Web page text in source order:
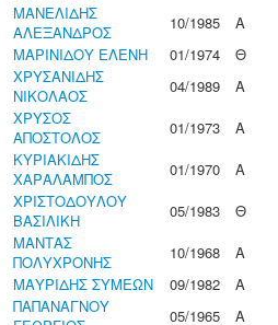
ΜΑΝΕΛΙΔΗΣ
ΑΛΕΞΑΝΔΡΟΣ
10/1985
Α
ΜΑΡΙΝΙΔΟΥ ΕΛΕΝΗ 01/1974
Θ
ΧΡΥΣΑΝΙΔΗΣ
ΝΙΚΟΛΑΟΣ
04/1989
Α
ΧΡΥΣΟΣ
ΑΠΟΣΤΟΛΟΣ
01/1973
Α
ΚΥΡΙΑΚΙΔΗΣ
ΧΑΡΑΛΑΜΠΟΣ
01/1970
Α
ΧΡΙΣΤΟΔΟΥΛΟΥ
ΒΑΣΙΛΙΚΗ
05/1983
Θ
ΜΑΝΤΑΣ
ΠΟΛΥΧΡΟΝΗΣ
10/1968
Α
ΜΑΥΡΙΔΗΣ ΣΥΜΕΩΝ 09/1982
Α
ΠΑΠΑΝΑΓΝΟΥ
05/1965
Α